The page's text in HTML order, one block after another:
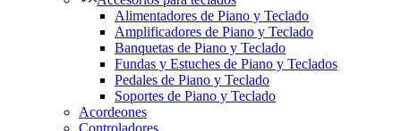
Alimentadores de Piano y Teclado
Amplificadores de Piano y Teclado
Banquetas de Piano y Teclado
Fundas y Estuches de Piano y Teclados
Pedales de Piano y Teclado
Soportes de Piano y Teclado
Acordeones
Controladores